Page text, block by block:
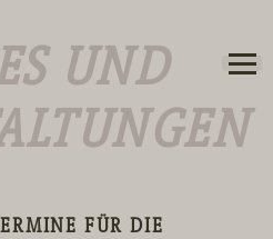
UND
FÜR DIE